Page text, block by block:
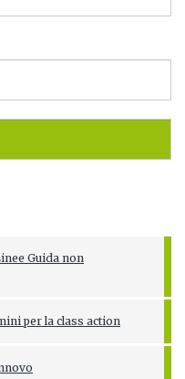
Guida non
per la class action